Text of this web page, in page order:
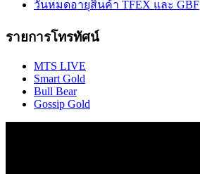
วันหมดอายุสินค้า TFEX และ GBF
รายการโทรทัศน์
MTS LIVE
Smart Gold
Bull Bear
Gossip Gold